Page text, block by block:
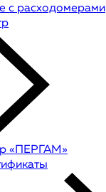
с расходомерами
«ПЕРГАМ»